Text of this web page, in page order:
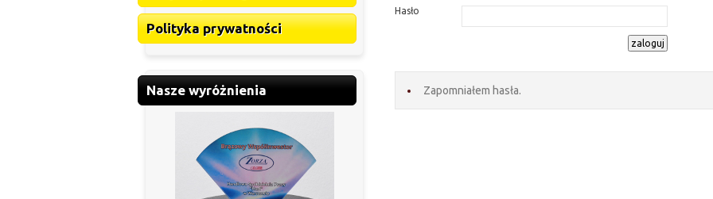
Polityka prywatności
Nasze wyróżnienia
Hasło
Zapomniałem hasła.